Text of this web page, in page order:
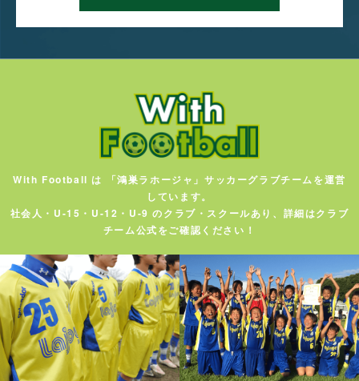
With Football は 「鴻巣ラホージャ」サッカーグラブチームを運営
しています。
社会人・U-15・U-12・U-9 のクラブ・スクールあり、詳細はクラブ
チーム公式をご確認ください！